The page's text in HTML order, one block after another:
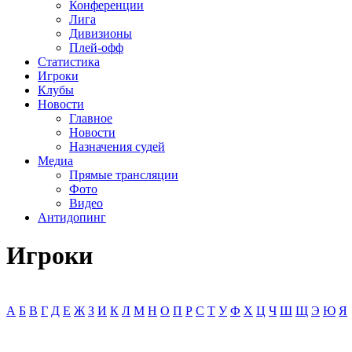
Конференции
Лига
Дивизионы
Плей-офф
Статистика
Игроки
Клубы
Новости
Главное
Новости
Назначения судей
Медиа
Прямые трансляции
Фото
Видео
Антидопинг
Игроки
А Б В Г Д Е Ж З И К Л М Н О П Р С Т У Ф Х Ц Ч Ш Щ Э Ю Я